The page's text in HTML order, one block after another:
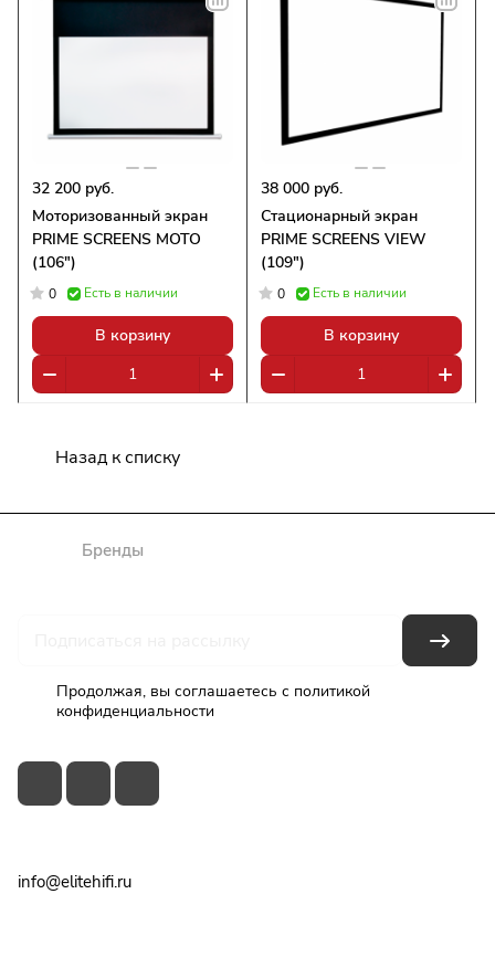
32 200 руб.
Моторизованный экран
PRIME SCREENS MOTO
(106")
0 Есть в наличии
В корзину
38 000 руб.
Стационарный экран
PRIME SCREENS VIEW
(109")
0 Есть в наличии
В корзину
Назад к списку
Бренды
Продолжая, вы соглашаетесь с политикой
конфиденциальности
info@elitehifi.ru